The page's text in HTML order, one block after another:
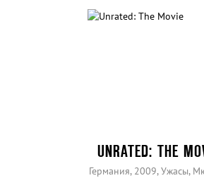
UNRATED: THE
Германия, 2009, Ужасы,